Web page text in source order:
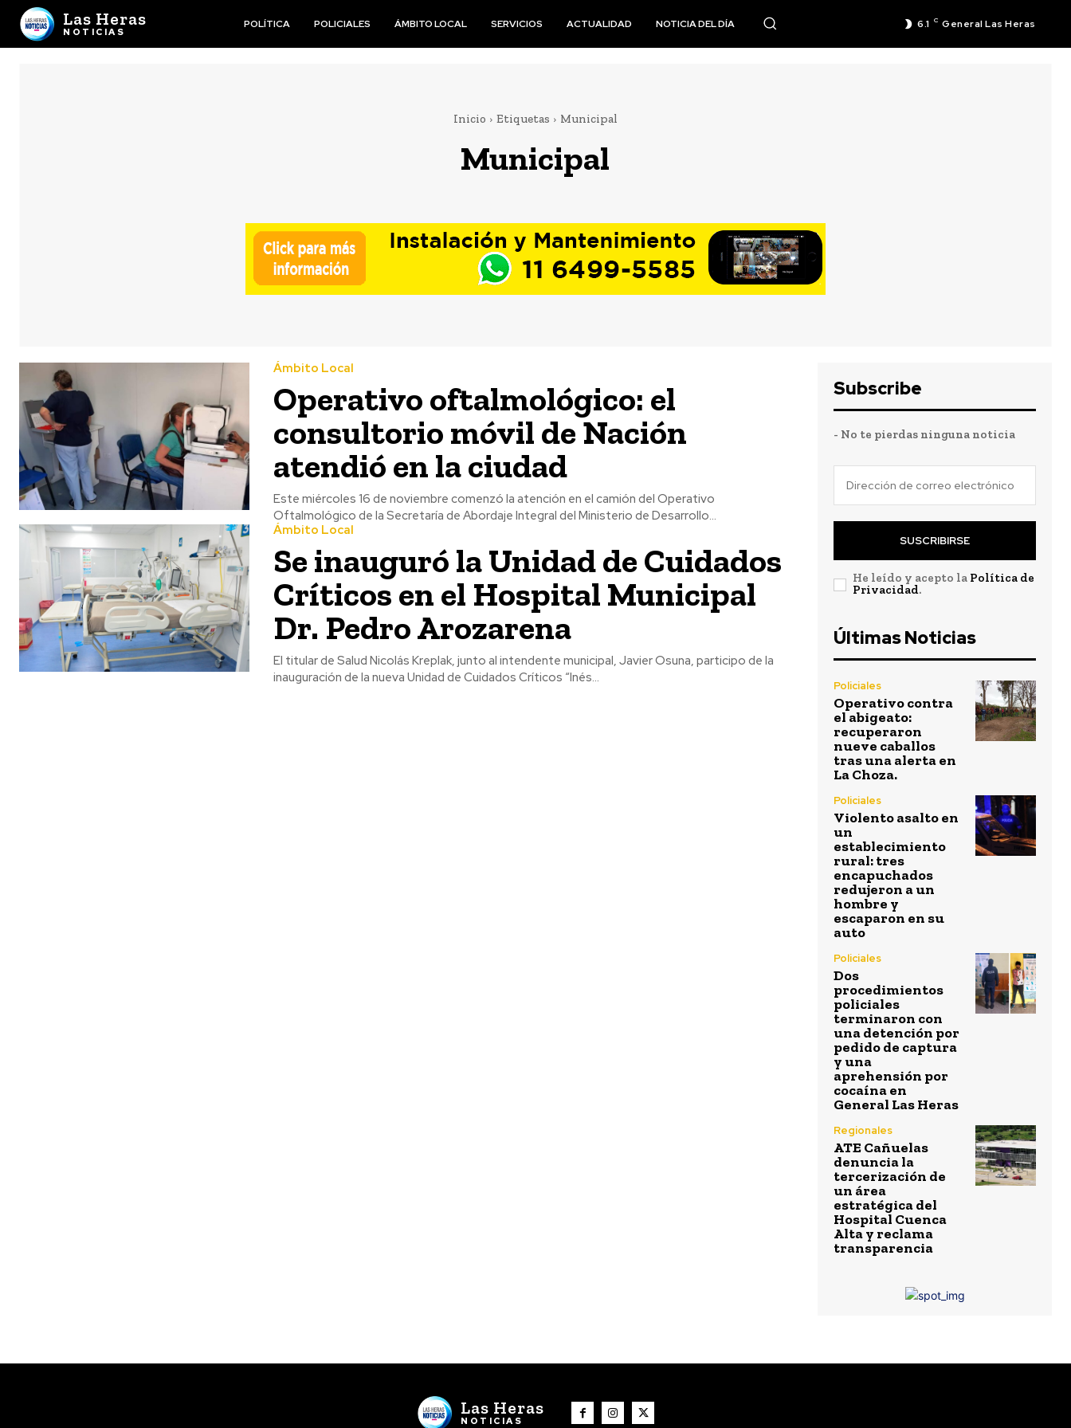
Las Heras
NOTICIAS
POLÍTICA POLICIALES ÁMBITO LOCAL SERVICIOS ACTUALIDAD NOTICIA DEL DÍA 6.1 C General Las Heras
Inicio Etiquetas Municipal
Municipal
Ámbito Local
Operativo oftalmológico: el
consultorio móvil de Nación
atendió en la ciudad
Este miércoles 16 de noviembre comenzó la atención en el camión del Operativo
Oftalmológico de la Secretaría de Abordaje Integral del Ministerio de Desarrollo...
Ámbito Local
Se inauguró la Unidad de Cuidados
Críticos en el Hospital Municipal
Dr. Pedro Arozarena
El titular de Salud Nicolás Kreplak, junto al intendente municipal, Javier Osuna, participo de la
inauguración de la nueva Unidad de Cuidados Críticos “Inés...
Subscribe
- No te pierdas ninguna noticia
SUSCRIBIRSE
He leído y acepto la Política de
Privacidad.
Últimas Noticias
Policiales
Operativo contra
el abigeato:
recuperaron
nueve caballos
tras una alerta en
La Choza.
Policiales
Violento asalto en
un
establecimiento
rural: tres
encapuchados
redujeron a un
hombre y
escaparon en su
auto
Policiales
Dos
procedimientos
policiales
terminaron con
una detención por
pedido de captura
y una
aprehensión por
cocaína en
General Las Heras
Regionales
ATE Cañuelas
denuncia la
tercerización de
un área
estratégica del
Hospital Cuenca
Alta y reclama
transparencia
Las Heras
NOTICIAS